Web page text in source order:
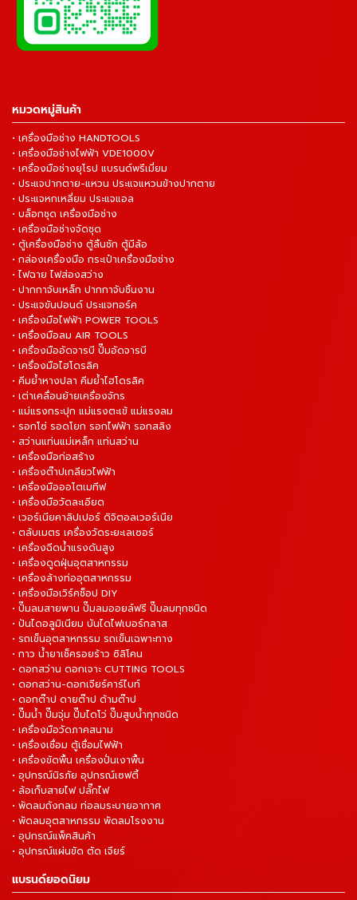
หมวดหมู่สินค้า
• เครื่องมือช่าง HANDTOOLS
• เครื่องมือช่างไฟฟ้า VDE1000V
• เครื่องมือช่างยุโรป แบรนด์พรีเมี่ยม
• ประแจปากตาย-แหวน ประแจแหวนข้างปากตาย
• ประแจหกเหลี่ยม ประแจแอล
• บล็อกชุด เครื่องมือช่าง
• เครื่องมือช่างจัดชุด
• ตู้เครื่องมือช่าง ตู้ลิ้นชัก ตู้มีล้อ
• กล่องเครื่องมือ กระเป๋าเครื่องมือช่าง
• ไฟฉาย ไฟส่องสว่าง
• ปากกาจับเหล็ก ปากกาจับชิ้นงาน
• ประแจขันปอนด์ ประแจทอร์ค
• เครื่องมือไฟฟ้า POWER TOOLS
• เครื่องมือลม AIR TOOLS
• เครื่องมืออัดจารบี ปั๊มอัดจารบี
• เครื่องมือไฮโดรลิค
• คีมย้ำหางปลา คีมย้ำไฮโดรลิค
• เต่าเคลื่อนย้ายเครื่องจักร
• แม่แรงกระปุก แม่แรงตะเข้ แม่แรงลม
• รอกโซ่ รอดโยก รอกไฟฟ้า รอกสลิง
• สว่านแท่นแม่เหล็ก แท่นสว่าน
• เครื่องมือก่อสร้าง
• เครื่องต๊าปเกลียวไฟฟ้า
• เครื่องมือออโตเมทีฟ
• เครื่องมือวัดละเอียด
• เวอร์เนียคาลิปเปอร์ ดิจิตอลเวอร์เนีย
• ตลับเมตร เครื่องวัดระยะเลเซอร์
• เครื่องฉีดน้ำแรงดันสูง
• เครื่องดูดฝุ่นอุตสาหกรรม
• เครื่องล้างท่ออุตสาหกรรม
• เครื่องมือเวิร์คช็อป DIY
• ปั๊มลมสายพาน ปั๊มลมออยล์ฟรี ปั๊มลมทุกชนิด
• ปันไดอลูมิเนียม บันไดไฟเบอร์กลาส
• รถเข็นอุตสาหกรรม รถเข็นเฉพาะทาง
• กาว น้ำยาเช็ครอยร้าว ซิลิโคน
• ดอกสว่าน ดอกเจาะ CUTTING TOOLS
• ดอกสว่าน-ดอกเจียร์คาร์ไบท์
• ดอกต๊าป ดายต๊าป ด้ามต๊าป
• ปั๊มน้ำ ปั๊มจุ่ม ปั๊มไดโว่ ปั๊มสูบน้ำทุกชนิด
• เครื่องมือวัดภาคสนาม
• เครื่องเชื่อม ตู้เชื่อมไฟฟ้า
• เครื่องขัดพื้น เครื่องปั่นเงาพื้น
• อุปกรณ์นิรภัย อุปกรณ์เซฟตี้
• ล้อเก็บสายไฟ ปลั๊กไฟ
• พัดลมถังกลม ท่อลมระบายอากาศ
• พัดลมอุตสาหกรรม พัดลมโรงงาน
• อุปกรณ์แพ็คสินค้า
• อุปกรณ์แผ่นขัด ตัด เจียร์
แบรนด์ยอดนิยม